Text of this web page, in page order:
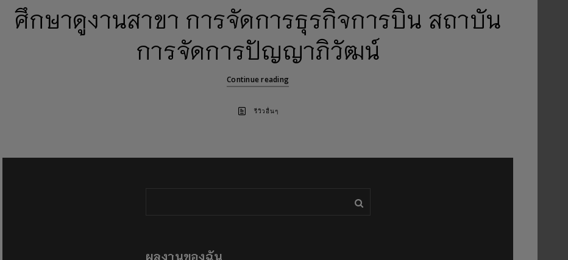
ศึกษาดูงานสาขา การจัดการธุรกิจการบิน สถาบัน
การจัดการปัญญาภิวัฒน์
Continue reading
รีวิวอื่นๆ
ผลงานของฉัน